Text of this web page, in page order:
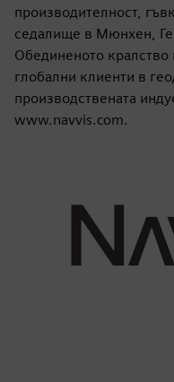
производителност,
седалище в Мюнхен,
Обединеното кралство
глобални клиенти в
производствената
www.navvis.com.